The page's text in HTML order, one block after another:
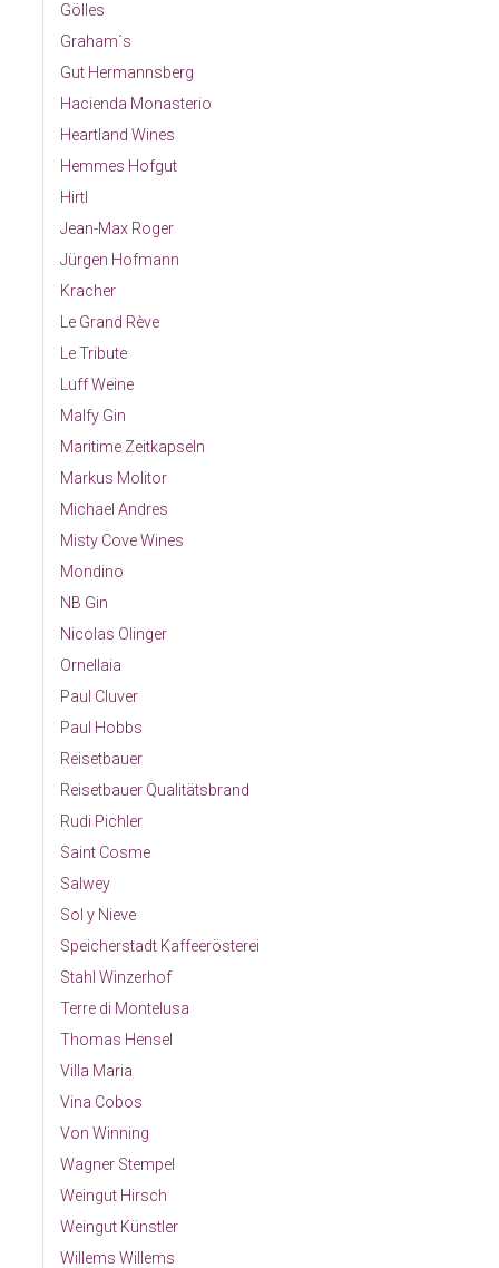
Gölles
Graham´s
Gut Hermannsberg
Hacienda Monasterio
Heartland Wines
Hemmes Hofgut
Hirtl
Jean-Max Roger
Jürgen Hofmann
Kracher
Le Grand Rève
Le Tribute
Luff Weine
Malfy Gin
Maritime Zeitkapseln
Markus Molitor
Michael Andres
Misty Cove Wines
Mondino
NB Gin
Nicolas Olinger
Ornellaia
Paul Cluver
Paul Hobbs
Reisetbauer
Reisetbauer Qualitätsbrand
Rudi Pichler
Saint Cosme
Salwey
Sol y Nieve
Speicherstadt Kaffeerösterei
Stahl Winzerhof
Terre di Montelusa
Thomas Hensel
Villa Maria
Vina Cobos
Von Winning
Wagner Stempel
Weingut Hirsch
Weingut Künstler
Willems Willems